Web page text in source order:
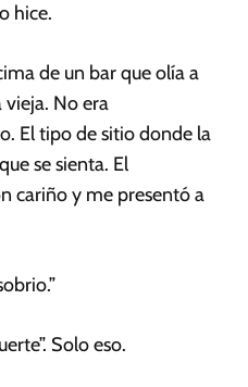
hice.
de un bar que olía a
No era
El tipo de sitio donde la
se sienta. El
cariño y me presentó a
Solo eso.